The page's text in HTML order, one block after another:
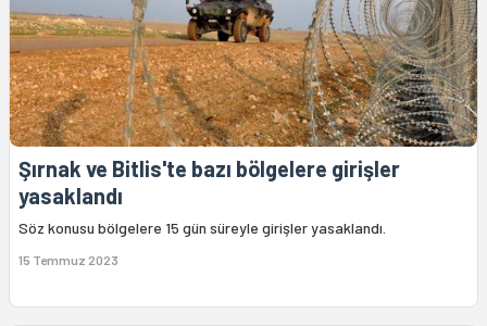
Şırnak ve Bitlis'te bazı bölgelere girişler
yasaklandı
Söz konusu bölgelere 15 gün süreyle girişler yasaklandı.
15 Temmuz 2023